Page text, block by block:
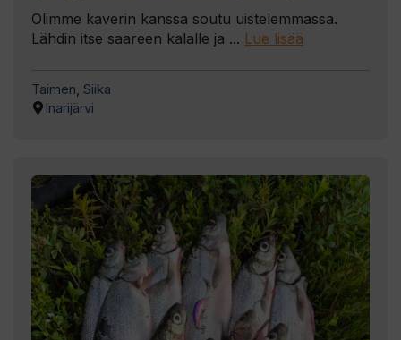
Olimme kaverin kanssa soutu uistelemmassa.
Lähdin itse saareen kalalle ja ... Lue lisää
Taimen, Siika
Inarijärvi